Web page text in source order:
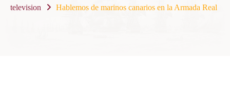
television
Hablemos de marinos canarios en la Armada Real